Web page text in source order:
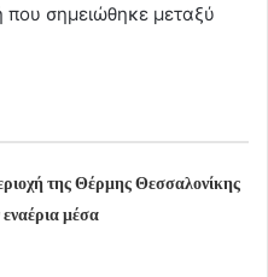
που σημειώθηκε μεταξύ
της Θέρμης Θεσσαλονίκης
μέσα